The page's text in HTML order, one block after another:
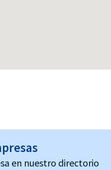
en nuestro directorio